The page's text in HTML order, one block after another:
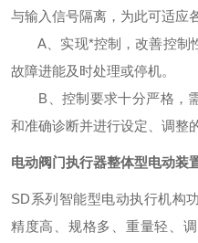
与输入信号隔离，为此可适应
A 、实现*控制，改善控
故障进能及时处理或停机。
B 、控制要求十分严格，
和准确诊断并进行设定、调整
电动阀门执行器整体型电动装
SD系列智能型电动执行机构
精度高、规格多、重量轻、